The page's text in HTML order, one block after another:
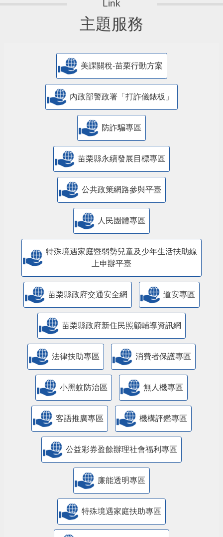
主題服務
美課關稅-苗栗行動方案
內政部警政署「打詐儀錶板」
防詐騙專區
苗栗縣永續發展目標專區
公共政策網路參與平臺
人民團體專區
特殊境遇家庭暨弱勢兒童及少年生活扶助線
上申辦平臺
苗栗縣政府交通安全網 道安專區
苗栗縣政府新住民照顧輔導資訊網
法律扶助專區 消費者保護專區
小黑蚊防治區 無人機專區
客語推廣專區 機構評鑑專區
公益彩券盈餘辦理社會福利專區
廉能透明專區
特殊境遇家庭扶助專區